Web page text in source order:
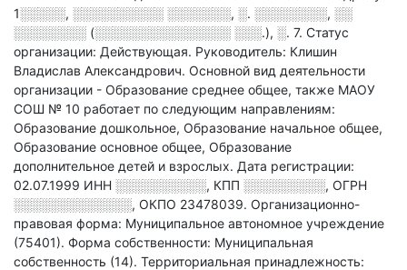
1░░░░░, ░░░░░░░░░░ ░░░░░░░, ░. ░░░░░░░░, ░░
░░░░░░░░ (░░░░░░░░░░░░░░░ ░░░.), ░. 7. Статус
организации: Действующая. Руководитель: Клишин
Владислав Александрович. Основной вид деятельности
организации - Образование среднее общее, также МАОУ
СОШ № 10 работает по следующим направлениям:
Образование дошкольное, Образование начальное общее,
Образование основное общее, Образование
дополнительное детей и взрослых. Дата регистрации:
02.07.1999 ИНН ░░░░░░░░░░, КПП ░░░░░░░░░, ОГРН
░░░░░░░░░░░░░, ОКПО 23478039. Организационно-
правовая форма: Муниципальное автономное учреждение
(75401). Форма собственности: Муниципальная
собственность (14). Территориальная принадлежность: